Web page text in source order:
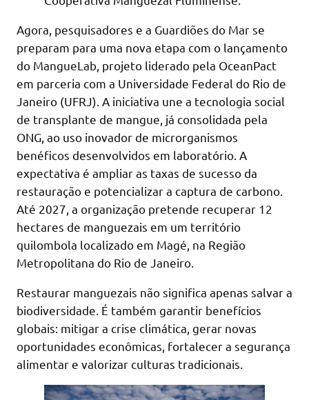
Agora, pesquisadores e a Guardiões do Mar se
preparam para uma nova etapa com o lançamento
do MangueLab, projeto liderado pela OceanPact
em parceria com a Universidade Federal do Rio de
Janeiro (UFRJ). A iniciativa une a tecnologia social
de transplante de mangue, já consolidada pela
ONG, ao uso inovador de microrganismos
benéficos desenvolvidos em laboratório. A
expectativa é ampliar as taxas de sucesso da
restauração e potencializar a captura de carbono.
Até 2027, a organização pretende recuperar 12
hectares de manguezais em um território
quilombola localizado em Magé, na Região
Metropolitana do Rio de Janeiro.
Restaurar manguezais não significa apenas salvar a
biodiversidade. É também garantir benefícios
globais: mitigar a crise climática, gerar novas
oportunidades econômicas, fortalecer a segurança
alimentar e valorizar culturas tradicionais.